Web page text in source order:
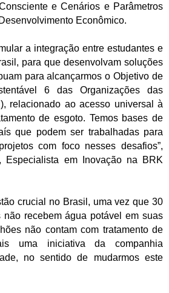
e Cenários e Parâmetros
Econômico.
a integração entre estudantes e
para que desenvolvam soluções
para alcançarmos o Objetivo de
6 das Organizações das
relacionado ao acesso universal à
de esgoto. Temos bases de
que podem ser trabalhadas para
com foco nesses desafios”,
Especialista em Inovação na BRK
crucial no Brasil, uma vez que 30
recebem água potável em suas
não contam com tratamento de
uma iniciativa da companhia
no sentido de mudarmos este